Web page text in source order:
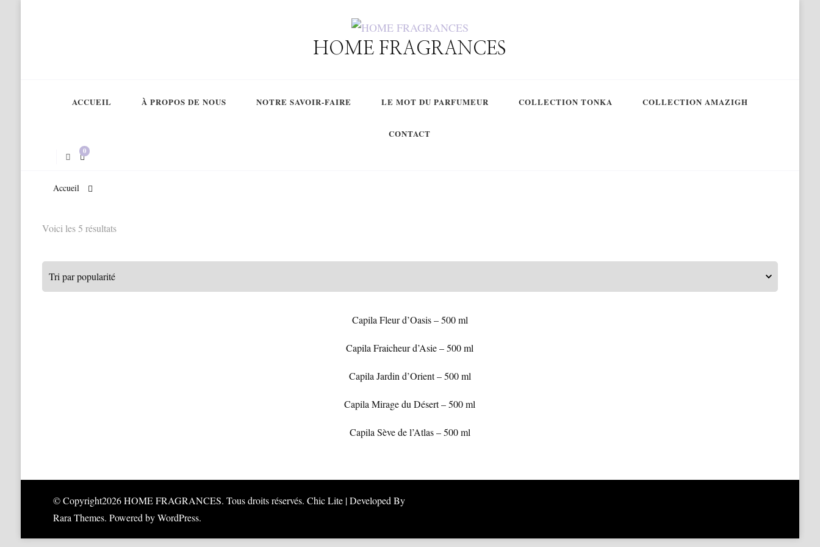
HOME FRAGRANCES
ACCUEIL À PROPOS DE NOUS NOTRE SAVOIR-FAIRE LE MOT DU PARFUMEUR COLLECTION TONKA COLLECTION AMAZIGH
CONTACT
0
Accueil
Voici les 5 résultats
Capila Fleur d’Oasis – 500 ml
Capila Fraicheur d’Asie – 500 ml
Capila Jardin d’Orient – 500 ml
Capila Mirage du Désert – 500 ml
Capila Sève de l’Atlas – 500 ml
© Copyright2026HOME FRAGRANCES. Tous droits réservés. Chic Lite | Developed By
Rara Themes. Powered byWordPress.